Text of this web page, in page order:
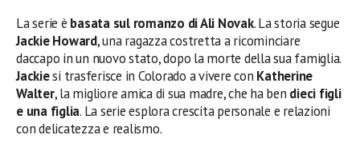
La serie è basata sul romanzo di Ali Novak. La storia segue
Jackie Howard, una ragazza costretta a ricominciare
daccapo in un nuovo stato, dopo la morte della sua famiglia.
Jackiesi trasferisce in Colorado a vivere con Katherine
Walter, la migliore amica di sua madre, che ha ben dieci figli
e una figlia. La serie esplora crescita personale e relazioni
con delicatezza e realismo.